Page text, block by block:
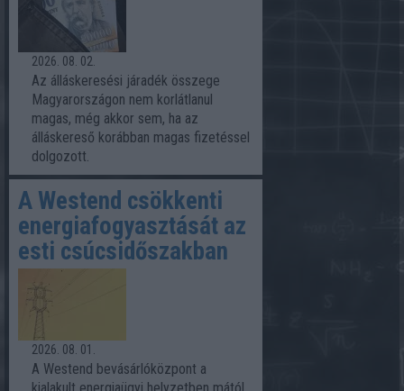
2026. 08. 02.
Az álláskeresési járadék összege
Magyarországon nem korlátlanul
magas, még akkor sem, ha az
álláskereső korábban magas fizetéssel
dolgozott.
A Westend csökkenti
energiafogyasztását az
esti csúcsidőszakban
2026. 08. 01.
A Westend bevásárlóközpont a